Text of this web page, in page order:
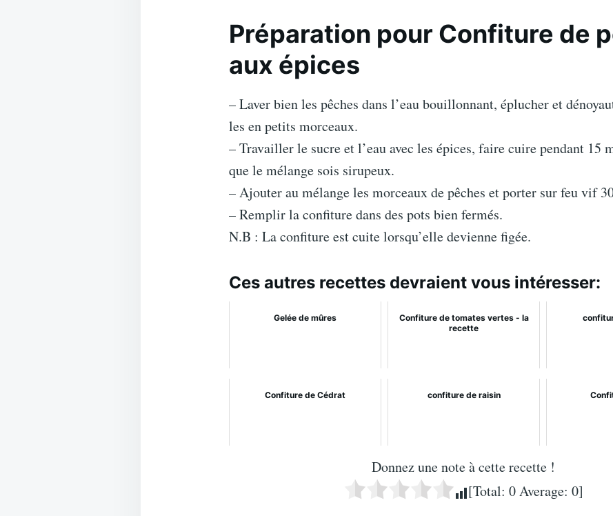
Préparation pour Confiture de
aux épices
– Laver bien les pêches dans l’eau bouillonnant, éplucher et
les en petits morceaux.
– Travailler le sucre et l’eau avec les épices, faire cuire pendant 15
que le mélange sois sirupeux.
– Ajouter au mélange les morceaux de pêches et porter sur feu vif
– Remplir la confiture dans des pots bien fermés.
N.B : La confiture est cuite lorsqu’elle devienne figée.
Ces autres recettes devraient vous intéresser:
Gelée de mûres
Confiture de tomates vertes - la
recette
Confiture de Cédrat confiture de raisin
Donnez une note à cette recette !
[Total: 0Average: 0]